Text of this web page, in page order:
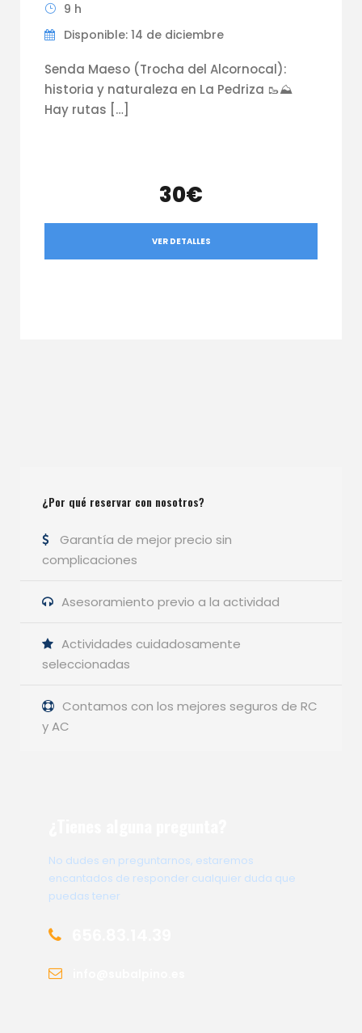
9 h
Disponible: 14 de diciembre
Senda Maeso (Trocha del Alcornocal):
historia y naturaleza en La Pedriza 🥾⛰️
Hay rutas […]
30€
VER DETALLES
¿Por qué reservar con nosotros?
Garantía de mejor precio sin
complicaciones
Asesoramiento previo a la actividad
Actividades cuidadosamente
seleccionadas
Contamos con los mejores seguros de RC
y AC
No dudes en preguntarnos, estaremos
encantados de responder cualquier duda que
puedas tener